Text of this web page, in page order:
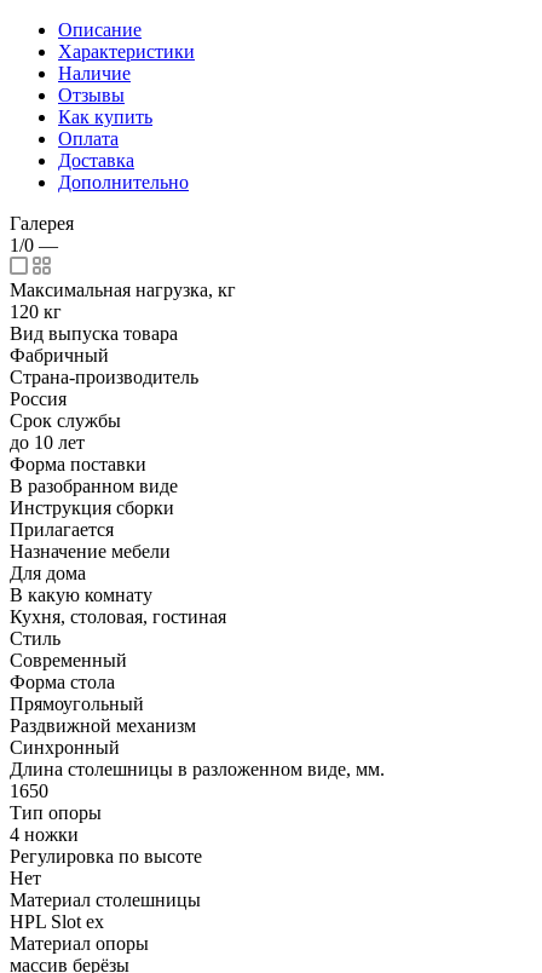
Описание
Характеристики
Наличие
Отзывы
Как купить
Оплата
Доставка
Дополнительно
Галерея
1/0 —
Максимальная нагрузка, кг
120 кг
Вид выпуска товара
Фабричный
Страна-производитель
Россия
Срок службы
до 10 лет
Форма поставки
В разобранном виде
Инструкция сборки
Прилагается
Назначение мебели
Для дома
В какую комнату
Кухня, столовая, гостиная
Стиль
Современный
Форма стола
Прямоугольный
Раздвижной механизм
Синхронный
Длина столешницы в разложенном виде, мм.
1650
Тип опоры
4 ножки
Регулировка по высоте
Нет
Материал столешницы
HPL Slot ex
Материал опоры
массив берёзы